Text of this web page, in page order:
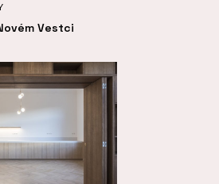
Vestci